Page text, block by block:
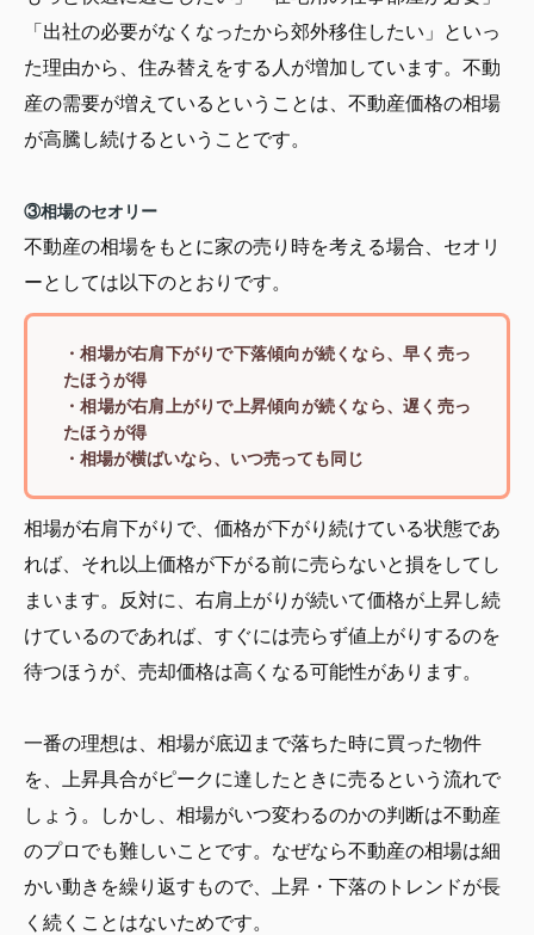
「出社の必要がなくなったから郊外移住したい」といっ
た理由から、住み替えをする人が増加しています。不動
産の需要が増えているということは、不動産価格の相場
が高騰し続けるということです。
③相場のセオリー
不動産の相場をもとに家の売り時を考える場合、セオリ
ーとしては以下のとおりです。
・相場が右肩下がりで下落傾向が続くなら、早く売っ
たほうが得
・相場が右肩上がりで上昇傾向が続くなら、遅く売っ
たほうが得
・相場が横ばいなら、いつ売っても同じ
相場が右肩下がりで、価格が下がり続けている状態であ
れば、それ以上価格が下がる前に売らないと損をしてし
まいます。反対に、右肩上がりが続いて価格が上昇し続
けているのであれば、すぐには売らず値上がりするのを
待つほうが、売却価格は高くなる可能性があります。
一番の理想は、相場が底辺まで落ちた時に買った物件
を、上昇具合がピークに達したときに売るという流れで
しょう。しかし、相場がいつ変わるのかの判断は不動産
のプロでも難しいことです。なぜなら不動産の相場は細
かい動きを繰り返すもので、上昇・下落のトレンドが長
く続くことはないためです。